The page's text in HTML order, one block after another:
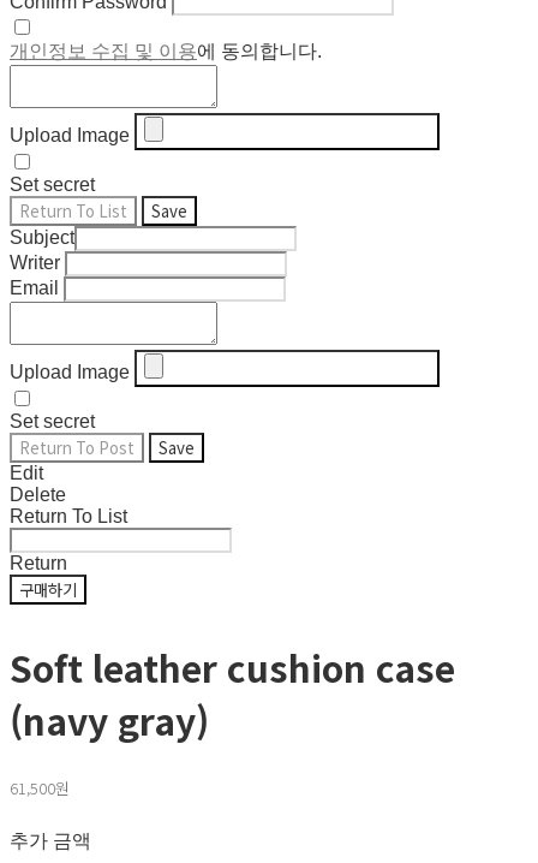
개인정보 수집 및 이용에 동의합니다.
Upload Image
Set secret
Return To List Save
Subject
Writer
Email
Upload Image
Set secret
Return To Post Save
Edit
Delete
Return To List
Return
구매하기
Soft leather cushion case
(navy gray)
61,500원
추가 금액